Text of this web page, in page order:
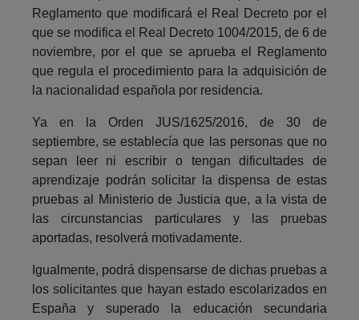
Reglamento que modificará el Real Decreto por el
que se modifica el Real Decreto 1004/2015, de 6 de
noviembre, por el que se aprueba el Reglamento
que regula el procedimiento para la adquisición de
la nacionalidad española por residencia.
Ya en la Orden JUS/1625/2016, de 30 de
septiembre, se establecía que las personas que no
sepan leer ni escribir o tengan dificultades de
aprendizaje podrán solicitar la dispensa de estas
pruebas al Ministerio de Justicia que, a la vista de
las circunstancias particulares y las pruebas
aportadas, resolverá motivadamente.
Igualmente, podrá dispensarse de dichas pruebas a
los solicitantes que hayan estado escolarizados en
España y superado la educación secundaria